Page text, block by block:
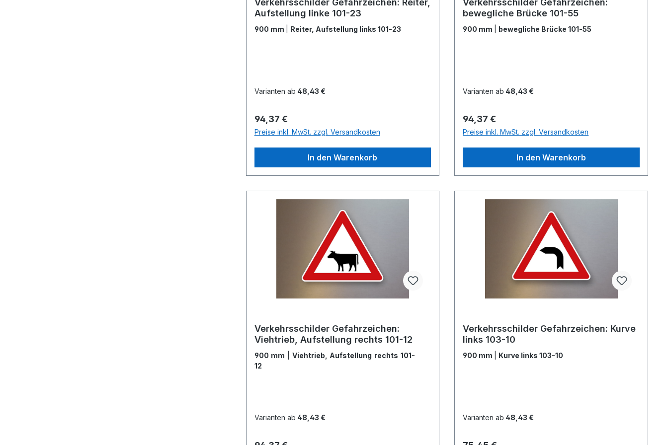
Aufstellung linke 101-23
900 mm Reiter, Aufstellung links 101-23
Varianten ab 48,43 €
Regulärer Preis:
94,37 €
Preise inkl. MwSt. zzgl. Versandkosten
In den Warenkorb
bewegliche Brücke 101-55
900 mm bewegliche Brücke 101-55
Varianten ab 48,43 €
Regulärer Preis:
94,37 €
Preise inkl. MwSt. zzgl. Versandkosten
In den Warenkorb
Verkehrsschilder Gefahrzeichen:
Viehtrieb, Aufstellung rechts 101-12
900 mm
Viehtrieb, Aufstellung rechts 101-
12
Varianten ab 48,43 €
Verkehrsschilder Gefahrzeichen: Kurve
links 103-10
900 mm Kurve links 103-10
Varianten ab 48,43 €